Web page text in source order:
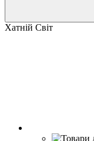
Хатній Світ